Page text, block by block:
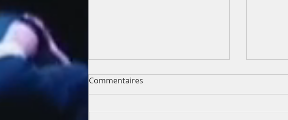
Commentaires